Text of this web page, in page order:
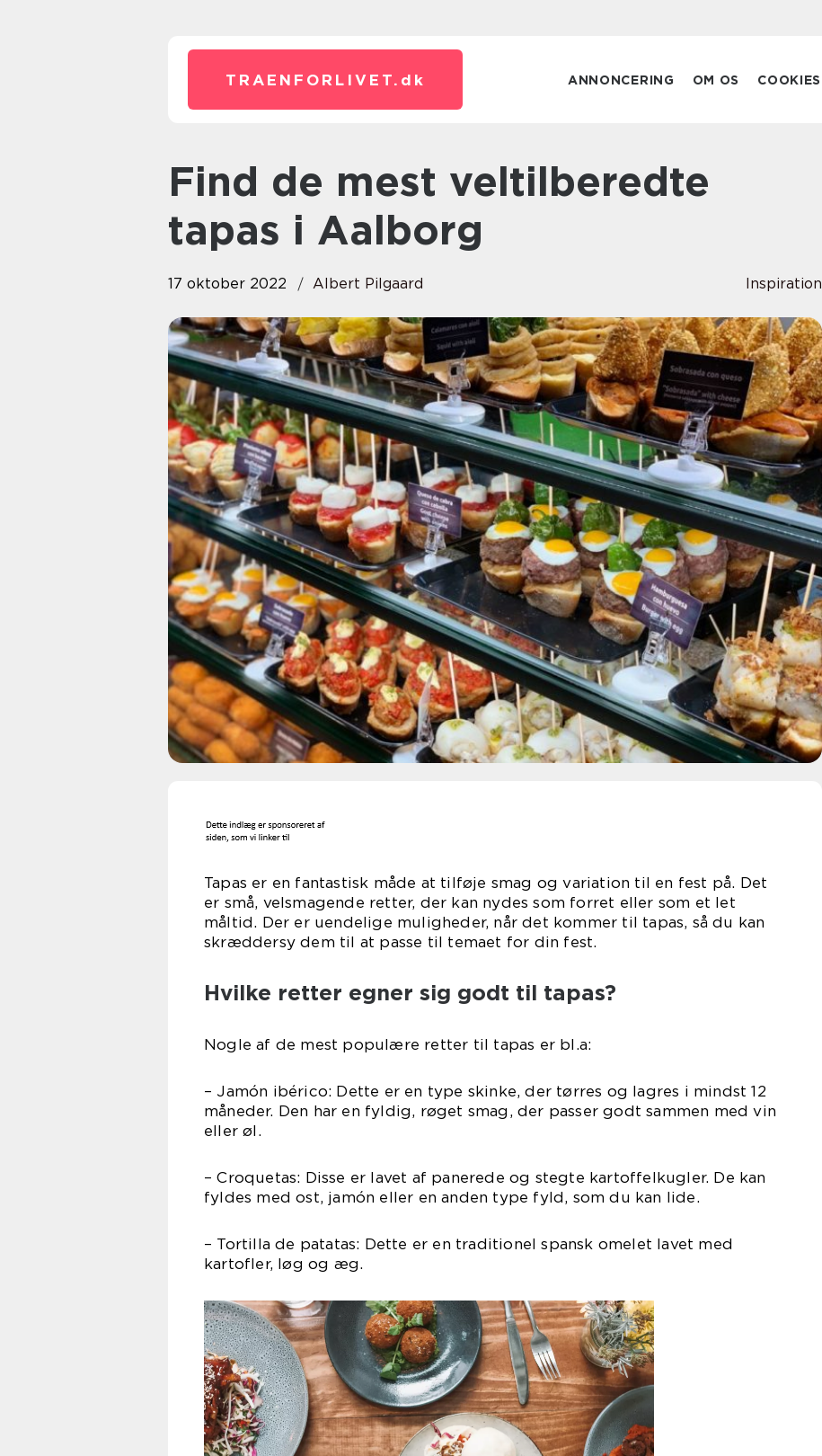
TRAENFORLIVET. dk ANNONCERING OM OS COOKIES
Find de mest veltilberedte
tapas i Aalborg
17 oktober 2022 Albert Pilgaard Inspiration
Tapas er en fantastisk måde at tilføje smag og variation til en fest på. Det
er små, velsmagende retter, der kan nydes som forret eller som et let
måltid. Der er uendelige muligheder, når det kommer til tapas, så du kan
skræddersy dem til at passe til temaet for din fest.
Hvilke retter egner sig godt til tapas?
Nogle af de mest populære retter til tapas er bl.a:
– Jamón ibérico: Dette er en type skinke, der tørres og lagres i mindst 12
måneder. Den har en fyldig, røget smag, der passer godt sammen med vin
eller øl.
– Croquetas: Disse er lavet af panerede og stegte kartoffelkugler. De kan
fyldes med ost, jamón eller en anden type fyld, som du kan lide.
– Tortilla de patatas: Dette er en traditionel spansk omelet lavet med
kartofler, løg og æg.